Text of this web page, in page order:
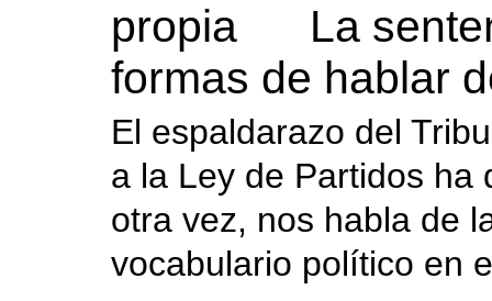
La
formas de hablar
El espaldarazo del
a la Ley de Partidos ha
otra vez, nos habla de
vocabulario político en